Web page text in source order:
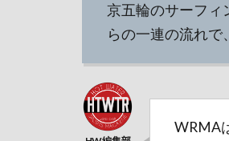
京五輪のサーフィ
らの一連の流れで
WRMA